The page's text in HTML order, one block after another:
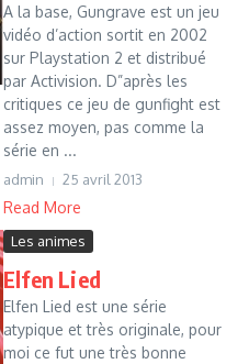
A la base, Gungrave est un jeu
vidéo d’action sortit en 2002
sur Playstation 2 et distribué
par Activision. D”après les
critiques ce jeu de gunfight est
assez moyen, pas comme la
série en ...
admin 25 avril 2013
Read More
Les animes
Elfen Lied
Elfen Lied est une série
atypique et très originale, pour
moi ce fut une très bonne